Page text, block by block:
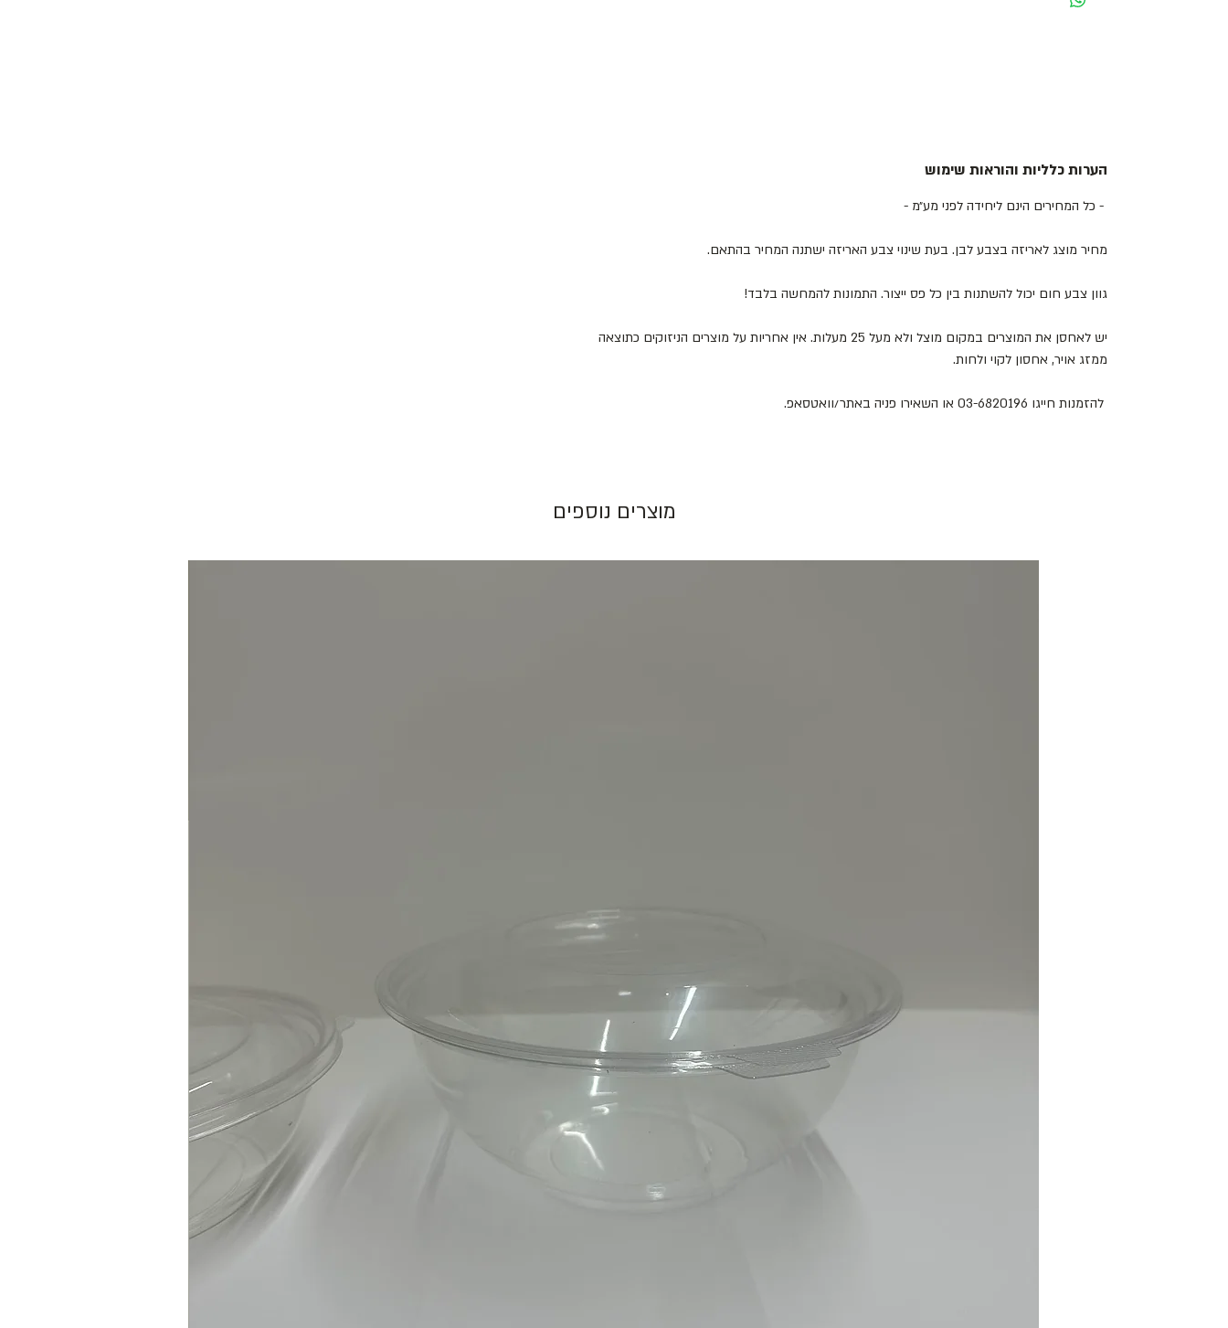
הערות כלליות והוראות שימוש
- כל המחירים הינם ליחידה לפני מע״מ -
מחיר מוצג לאריזה בצבע לבן. בעת שינוי צבע האריזה ישתנה המחיר בהתאם.
גוון צבע חום יכול להשתנות בין כל פס ייצור. התמונות להמחשה בלבד!
יש לאחסן את המוצרים במקום מוצל ולא מעל 25 מעלות. אין אחריות על מוצרים הניזוקים כתוצאה
ממזג אויר, אחסון לקוי ולחות.
להזמנות חייגו 03-6820196 או השאירו פניה באתר/וואטסאפ.
מוצרים נוספים